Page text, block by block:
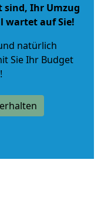
sind, Ihr Umzug
wartet auf Sie!
natürlich
Sie Ihr Budget